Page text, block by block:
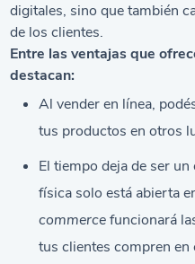
digitales, sino que también
de los clientes.
Entre las ventajas que
destacan:
Al vender en línea,
tus productos en otros
El tiempo deja de ser
física solo está abierta
commercefuncionará
tus clientes compren